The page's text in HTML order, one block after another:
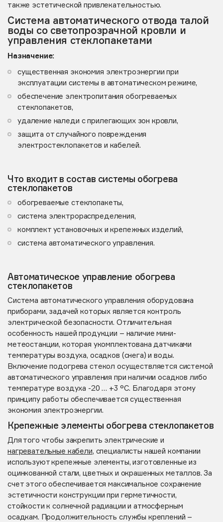
также эстетической привлекательностью.
Система автоматического отвода талой
воды со светопрозрачной кровли и
управления стеклопакетами
Назначение:
существенная экономия электроэнергии при
эксплуатации системы в автоматическом режиме,
обеспечение электропитания обогреваемых
стеклопакетов,
удаление наледи с прилегающих зон кровли,
защита от случайного повреждения
электростеклопакетов и кабелей.
Что входит в состав системы обогрева
стеклопакетов
обогреваемые стеклопакеты,
система электрораспределения,
комплект установочных и крепежных изделий,
система автоматического управления.
Автоматическое управление обогрева
стеклопакетов
Система автоматического управления оборудована
приборами, задачей которых является контроль
электрической безопасности. Отличительная
особенность нашей продукции – наличие мини-
метеостанции, которая укомплектована датчиками
температуры воздуха, осадков (снега) и воды.
Включение подогрева стекол осуществляется системой
автоматического управления при наличии осадков либо
температуре воздуха -20 … +3 °C. Благодаря этому
принципу работы обеспечивается существенная
экономия электроэнергии.
Крепежные элементы обогрева стеклопакетов
Для того чтобы закрепить электрические и
нагревательные кабели, специалисты нашей компании
используют крепежные элементы, изготовленные из
оцинкованной стали, цветных и окрашенных металлов. За
счет этого обеспечивается максимальное сохранение
эстетичности конструкции при герметичности,
стойкости к солнечной радиации и атмосферным
осадкам. Продолжительность службы креплений –